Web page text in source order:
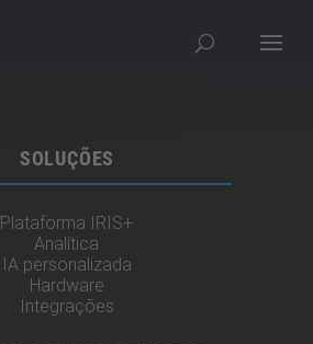
SOLUÇÕES
Plataforma IRIS+
Analítica
IA personalizada
Hardware
Integrações